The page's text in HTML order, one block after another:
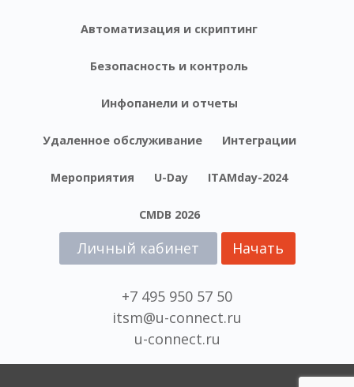
Автоматизация и скриптинг
Безопасность и контроль
Инфопанели и отчеты
Удаленное обслуживание Интеграции
Мероприятия U-Day ITAMday-2024
CMDB 2026
Личный кабинет Начать
+7 495 950 57 50
itsm@u-connect.ru
u-connect.ru